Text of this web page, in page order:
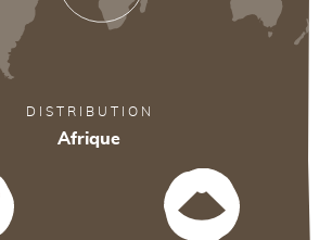
DISTRIBUTION
Afrique